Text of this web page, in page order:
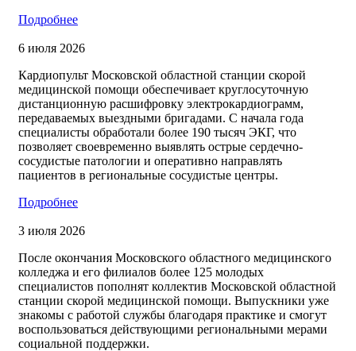
Подробнее
6 июля 2026
Кардиопульт Московской областной станции скорой
медицинской помощи обеспечивает круглосуточную
дистанционную расшифровку электрокардиограмм,
передаваемых выездными бригадами. С начала года
специалисты обработали более 190 тысяч ЭКГ, что
позволяет своевременно выявлять острые сердечно-
сосудистые патологии и оперативно направлять
пациентов в региональные сосудистые центры.
Подробнее
3 июля 2026
После окончания Московского областного медицинского
колледжа и его филиалов более 125 молодых
специалистов пополнят коллектив Московской областной
станции скорой медицинской помощи. Выпускники уже
знакомы с работой службы благодаря практике и смогут
воспользоваться действующими региональными мерами
социальной поддержки.